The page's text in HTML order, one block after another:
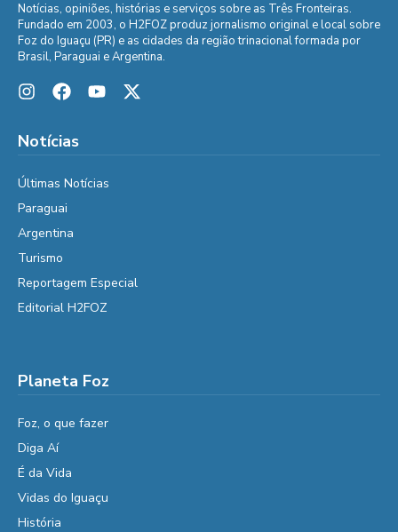
Notícias, opiniões, histórias e serviços sobre as Três Fronteiras.
Fundado em 2003, o H2FOZ produz jornalismo original e local sobre
Foz do Iguaçu (PR) e as cidades da região trinacional formada por
Brasil, Paraguai e Argentina.
Notícias
Últimas Notícias
Paraguai
Argentina
Turismo
Reportagem Especial
Editorial H2FOZ
Planeta Foz
Foz, o que fazer
Diga Aí
É da Vida
Vidas do Iguaçu
História